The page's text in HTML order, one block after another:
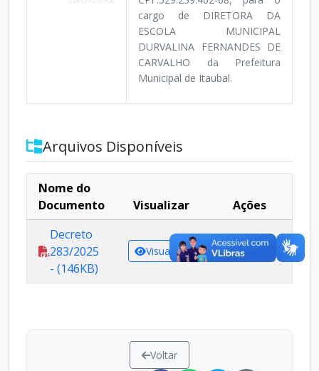
cargo de DIRETORA DA
ESCOLA MUNICIPAL
DURVALINA FERNANDES DE
CARVALHO da Prefeitura
Municipal de Itaubal.
Arquivos Disponíveis
Nome do
Documento
Visualizar
Ações
Decreto
283/2025
- (146KB)
Visualizar Baixar
Voltar